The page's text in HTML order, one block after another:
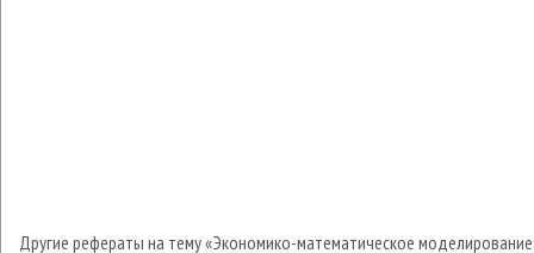
Другие рефераты на тему «Экономико-математическое